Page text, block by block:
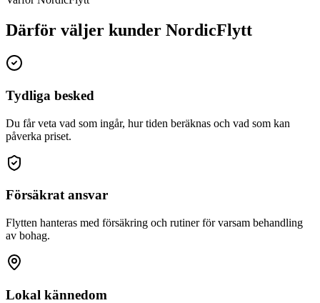
Därför väljer kunder NordicFlytt
Tydliga besked
Du får veta vad som ingår, hur tiden beräknas och vad som kan
påverka priset.
Försäkrat ansvar
Flytten hanteras med försäkring och rutiner för varsam behandling
av bohag.
Lokal kännedom